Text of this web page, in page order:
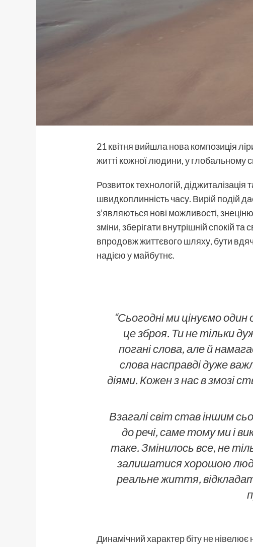
21 квітня вийшла нова композиція
житті кожної людини, у глобальному
Розвиток технологій,
швидкоплинність часу. Вирій подій
з’являються нові можливості,
зміни, зберігати внутрішній спокій та
впродовж життєвого шляху, бути
надією у майбутнє.
“Сьогодні ми цінуємо
це зброя. Ти не тільки
погані слова, але й
слова насправді дуже
діями. Кожен з нас в змозі
Взагалі світ став іншим
до речі, саме тому ми і
таке. Змінилось все, не
залишатися хорошою
реальне життя,
Динамічний характер біту не нівелює